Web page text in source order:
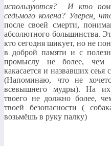
используются? И кто
седьмого колена? Уверен,
после своей смерти,
абсолютного большинства.
кто сегодня шикует, но не
в доброй памяти и с
промыслу не более, чем
какасается и назвавших
(Напоминаю, что не
всевышнего мудры). На их
твоего не должно более,
твоей безопасности (
возьмёшь в руку палку)